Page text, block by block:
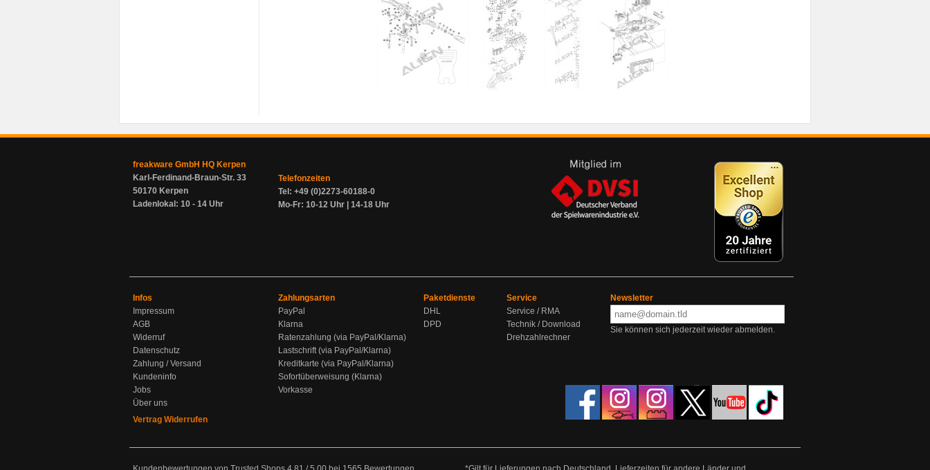
freakware GmbH HQ Kerpen
Karl-Ferdinand-Braun-Str. 33
50170 Kerpen
Ladenlokal: 10 - 14 Uhr
Telefonzeiten
Tel: +49 (0)2273-60188-0
Mo-Fr: 10-12 Uhr | 14-18 Uhr
Infos
Impressum
AGB
Widerruf
Datenschutz
Zahlung / Versand
Kundeninfo
Jobs
Über uns
Vertrag Widerrufen
Zahlungsarten
PayPal
Klarna
Ratenzahlung (via PayPal/Klarna)
Lastschrift (via PayPal/Klarna)
Kreditkarte (via PayPal/Klarna)
Sofortüberweisung (Klarna)
Vorkasse
Paketdienste
DHL
DPD
Service
Service / RMA
Technik / Download
Drehzahlrechner
Newsletter
Sie können sich jederzeit wieder abmelden.